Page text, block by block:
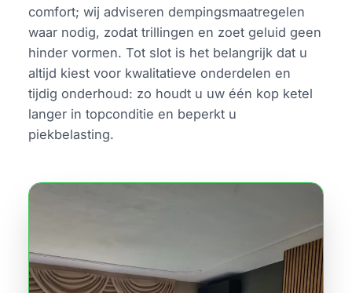
comfort; wij adviseren dempingsmaatregelen
waar nodig, zodat trillingen en zoet geluid geen
hinder vormen. Tot slot is het belangrijk dat u
altijd kiest voor kwalitatieve onderdelen en
tijdig onderhoud: zo houdt u uw één kop ketel
langer in topconditie en beperkt u
piekbelasting.